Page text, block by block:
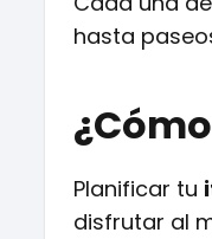
hasta
Planificar tu
disfrutar al